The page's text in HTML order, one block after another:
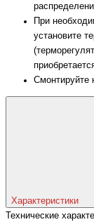
При
установите
Смонтируйте
Характеристики
Технические